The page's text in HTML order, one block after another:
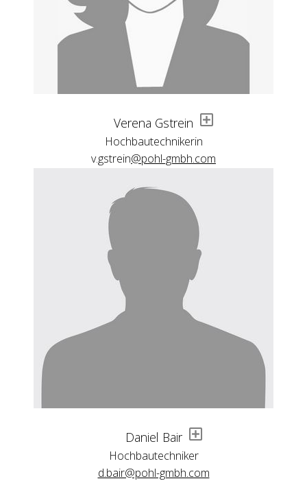
Verena Gstrein
Hochbautechnikerin
v.gstrein@pohl-gmbh.com
Daniel Bair
Hochbautechniker
d.bair@pohl-gmbh.com